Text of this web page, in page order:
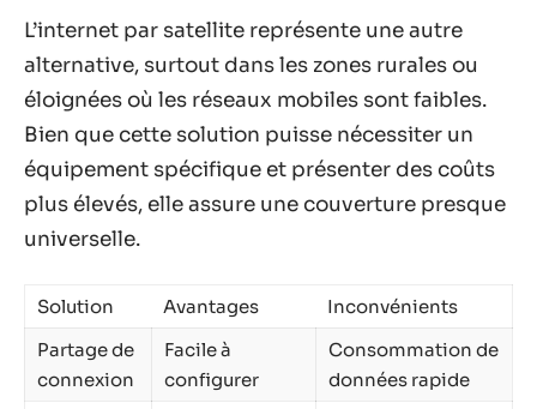
L’internet par satellite représente une autre
alternative, surtout dans les zones rurales ou
éloignées où les réseaux mobiles sont faibles.
Bien que cette solution puisse nécessiter un
équipement spécifique et présenter des coûts
plus élevés, elle assure une couverture presque
universelle.
Solution Avantages
Inconvénients
Partage de
connexion
Facile à
configurer
Consommation de
données rapide